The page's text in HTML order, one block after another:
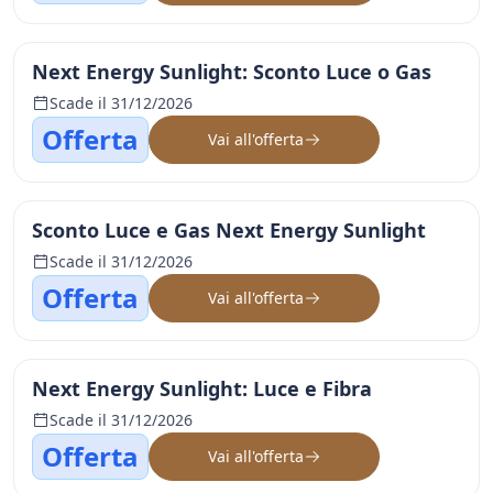
Next Energy Sunlight: Sconto Luce o Gas
Scade il 31/12/2026
Offerta Vai all'offerta
Sconto Luce e Gas Next Energy Sunlight
Scade il 31/12/2026
Offerta Vai all'offerta
Next Energy Sunlight: Luce e Fibra
Scade il 31/12/2026
Offerta Vai all'offerta